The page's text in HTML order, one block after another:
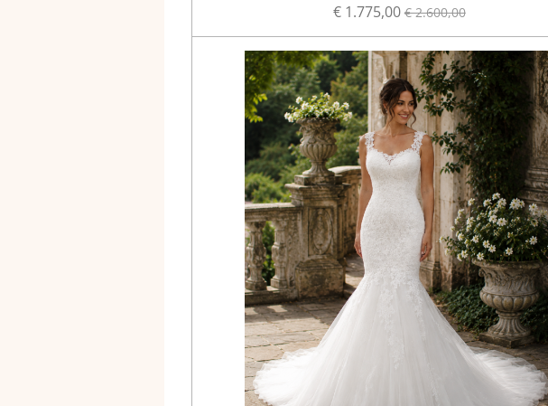
€ 1.775,00 € 2.600,00